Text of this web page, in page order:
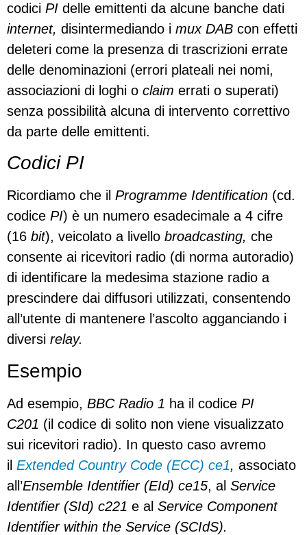
codici PI delle emittenti da alcune banche dati
internet, disintermediando i mux DAB con effetti
deleteri come la presenza di trascrizioni errate
delle denominazioni (errori plateali nei nomi,
associazioni di loghi o claim errati o superati)
senza possibilità alcuna di intervento correttivo
da parte delle emittenti.
Codici PI
Ricordiamo che il Programme Identification (cd.
codice PI) è un numero esadecimale a 4 cifre
(16 bit), veicolato a livello broadcasting, che
consente ai ricevitori radio (di norma autoradio)
di identificare la medesima stazione radio a
prescindere dai diffusori utilizzati, consentendo
all’utente di mantenere l’ascolto agganciando i
diversi relay.
Esempio
Ad esempio, BBC Radio 1 ha il codice PI
C201 (il codice di solito non viene visualizzato
sui ricevitori radio). In questo caso avremo
il Extended Country Code (ECC) ce1, associato
all’Ensemble Identifier (EId) ce15, al Service
Identifier (SId) c221 e al Service Component
Identifier within the Service (SCIdS).